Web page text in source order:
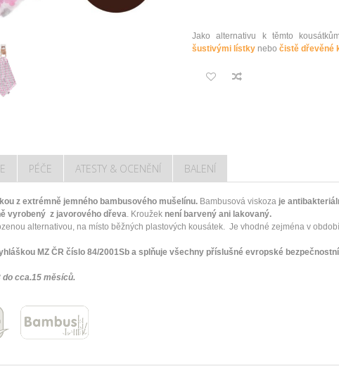
Jako alternativu k těmto
šustivými lístky nebo čistě dřevěné
PÉČE ATESTY & OCENĚNÍ BALENÍ
z extrémně jemného bambusového mušelínu. Bambusová viskoza je
vyrobený z javorového dřeva . Kroužek není barvený ani lakovaný.
alternativou, na místo běžných plastových kousátek. Je vhodné zejména v
MZ ČR číslo 84/2001Sb a splňuje všechny příslušné evropské
cca.15 měsíců.